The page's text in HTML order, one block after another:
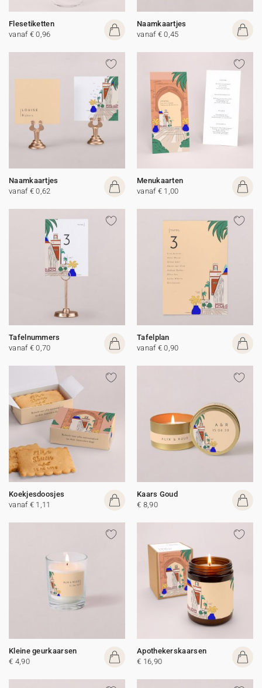
Flesetiketten
vanaf € 0,96
Naamkaartjes
vanaf € 0,45
Naamkaartjes
vanaf € 0,62
Menukaarten
vanaf € 1,00
Tafelnummers
vanaf € 0,70
Tafelplan
vanaf € 0,90
Koekjesdoosjes
vanaf € 1,11
Kaars Goud
€ 8,90
Kleine geurkaarsen
€ 4,90
Apothekerskaarsen
€ 16,90